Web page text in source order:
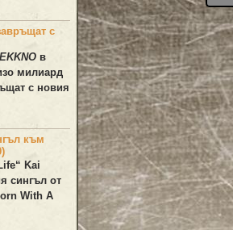
с
в
милиард
с новия
към
“ Kai
сингъл от
With A